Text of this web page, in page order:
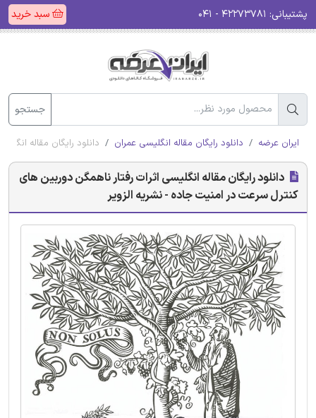
پشتیبانی: سبد خرید
جستجو
ایران عرضه دانلود رایگان مقاله انگلیسی عمران دانلود رایگان مقاله
دانلود رایگان مقاله انگلیسی اثرات رفتار ناهمگن دوربین های
کنترل سرعت در امنیت جاده - نشریه الزویر